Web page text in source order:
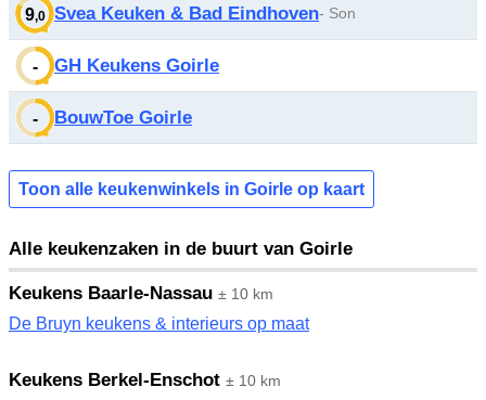
9,0 Svea Keuken & Bad Eindhoven- Son
- GH Keukens Goirle
- BouwToe Goirle
Toon alle keukenwinkels in Goirle op kaart
Alle keukenzaken in de buurt van Goirle
Keukens Baarle-Nassau ± 10 km
De Bruyn keukens & interieurs op maat
Keukens Berkel-Enschot ± 10 km